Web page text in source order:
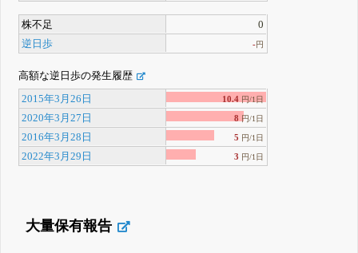
株不足
0
逆日歩
-円
高額な逆日歩の発生履歴
2015年3月26日 10.4 円/1日
2020年3月27日 8 円/1日
2016年3月28日 5 円/1日
2022年3月29日 3 円/1日
大量保有報告